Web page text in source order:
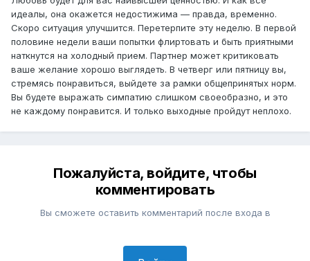
идеалы, она окажется недостижима — правда, временно.
Скоро ситуация улучшится. Перетерпите эту неделю. В первой
половине недели ваши попытки флиртовать и быть приятными
наткнутся на холодный прием. Партнер может критиковать
ваше желание хорошо выглядеть. В четверг или пятницу вы,
стремясь понравиться, выйдете за рамки общепринятых норм.
Вы будете выражать симпатию слишком своеобразно, и это
не каждому понравится. И только выходные пройдут неплохо.
Пожалуйста, войдите, чтобы
комментировать
Вы сможете оставить комментарий после входа в